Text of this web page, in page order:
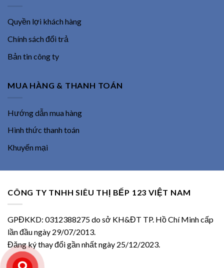
Quyền lợi khách hàng
Chính sách đổi trả
Bản tin công ty
MUA HÀNG & THANH TOÁN
Hướng dẫn mua hàng
Hình thức thanh toán
Khuyến mại
CÔNG TY TNHH SIÊU THỊ BẾP 123 VIỆT NAM
GPĐKKD: 0312388275 do sở KH&ĐT TP. Hồ Chí Minh cấp
lần đầu ngày 29/07/2013.
Đăng ký thay đổi gần nhất ngày 25/12/2023.